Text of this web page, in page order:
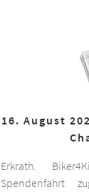
16. August
Erkrath.
Spendenfahrt